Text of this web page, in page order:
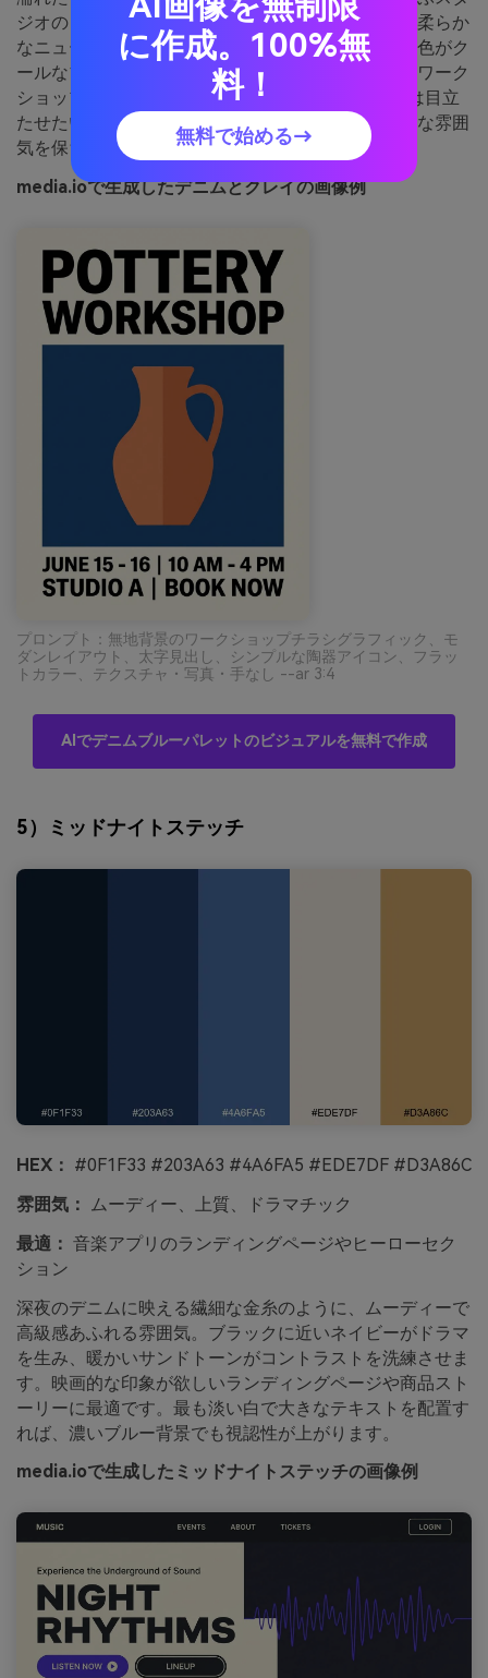
ジオのような、アース感とクリエイティブな表情。柔らか
なニュートラルが落ち着きを保ち、粘土のオレンジ色がク
ールなブルーにぬくもりを加えます。クラス案内やワーク
ショップチラシ、個人事業のHPに最適。クレイ色は目立
たせたいボタンに、ライトブルーは背景でエアリーな雰囲
気を保ちましょう。
media.ioで生成したデニムとクレイの画像例
プロンプト：無地背景のワークショップチラシグラフィック、モ
ダンレイアウト、太字見出し、シンプルな陶器アイコン、フラッ
トカラー、テクスチャ・写真・手なし --ar 3:4
AIでデニムブルーパレットのビジュアルを無料で作成
5）ミッドナイトステッチ
HEX： #0F1F33 #203A63 #4A6FA5 #EDE7DF #D3A86C
雰囲気： ムーディー、上質、ドラマチック
最適： 音楽アプリのランディングページやヒーローセク
ション
深夜のデニムに映える繊細な金糸のように、ムーディーで
高級感あふれる雰囲気。ブラックに近いネイビーがドラマ
を生み、暖かいサンドトーンがコントラストを洗練させま
す。映画的な印象が欲しいランディングページや商品スト
ーリーに最適です。最も淡い白で大きなテキストを配置す
れば、濃いブルー背景でも視認性が上がります。
media.ioで生成したミッドナイトステッチの画像例
に作成。100%無
料！
無料で始める→